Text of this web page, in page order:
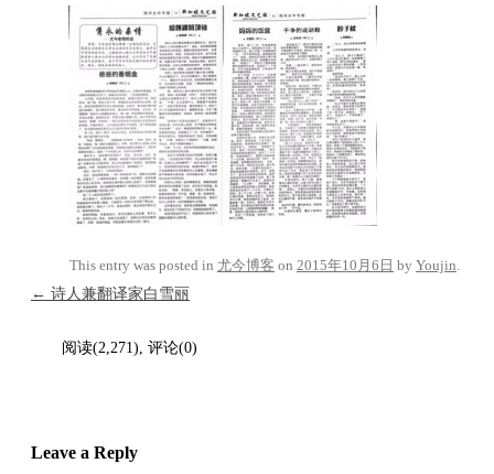
This entry was posted in 尤今博客 on 2015年10月6日 by Youjin.
Post navigation
← 诗人兼翻译家白雪丽
阅读(2,271), 评论(0)
Leave a Reply